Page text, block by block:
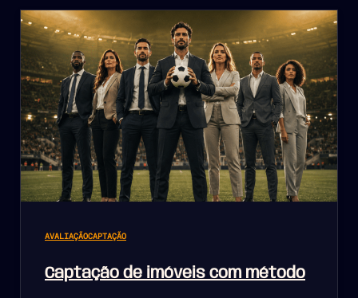
AVALIAÇÃOCAPTAÇÃO
Captação de imóveis com método